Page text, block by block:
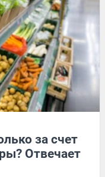
за счет
Отвечает